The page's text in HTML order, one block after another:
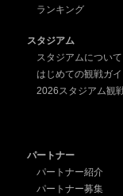
ランキング
スタジアム
スタジアムについて
はじめての観戦ガ
2026スタジアム観
パートナー
パートナー紹介
パートナー募集